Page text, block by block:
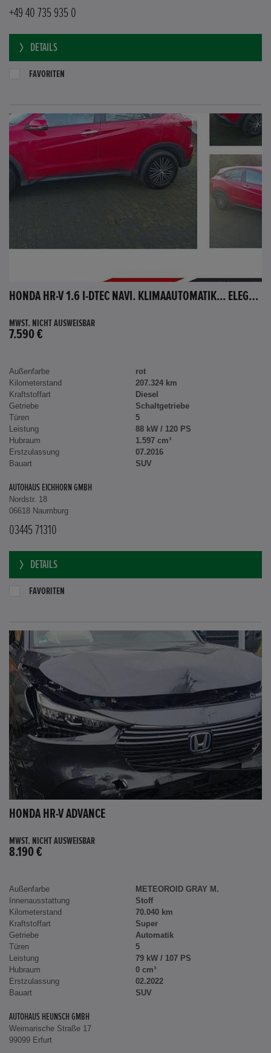
+49 40 735 935 0
DETAILS
FAVORITEN
HONDA HR-V 1.6 I-DTEC NAVI. KLIMAAUTOMATIK... ELEGANCE
MWST. NICHT AUSWEISBAR
7.590 €
Außenfarbe
rot
Kilometerstand
207.324 km
Kraftstoffart
Diesel
Getriebe
Schaltgetriebe
Türen
5
Leistung
88 kW / 120 PS
Hubraum
1.597 cm³
Erstzulassung
07.2016
Bauart
SUV
AUTOHAUS EICHHORN GMBH
Nordstr. 18
06618 Naumburg
03445 71310
DETAILS
FAVORITEN
HONDA HR-V ADVANCE
MWST. NICHT AUSWEISBAR
8.190 €
Außenfarbe
METEOROID GRAY M.
Innenausstattung
Stoff
Kilometerstand
70.040 km
Kraftstoffart
Super
Getriebe
Automatik
Türen
5
Leistung
79 kW / 107 PS
Hubraum
0 cm³
Erstzulassung
02.2022
Bauart
SUV
AUTOHAUS HEUNSCH GMBH
Weimarische Straße 17
99099 Erfurt